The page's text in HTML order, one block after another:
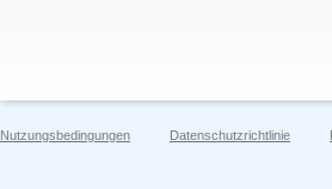
Nutzungsbedingungen Datenschutzrichtlinie